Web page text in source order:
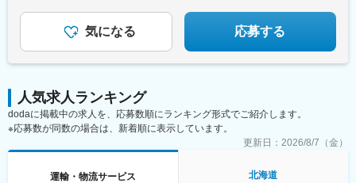
気になる 応募する
人気求人ランキング
dodaに掲載中の求人を、応募数順にランキング形式でご紹介します。
※応募数が同数の場合は、新着順に表示しています。
更新日： 2026/8/7（金）
運輸・物流サービス 北海道